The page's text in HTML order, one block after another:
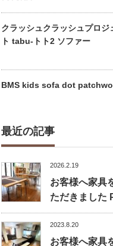
クラッシュクラッシュプロジ
ト tabu-トト2 ソファー
BMS kids sofa dot
最近の記事
2026.2.19
お客様へ家具
ただきました
2023.8.20
お客様へ家具